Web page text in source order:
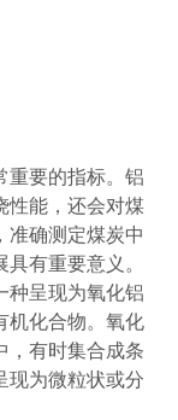
重要的指标。铝
性能，还会对煤
准确测定煤炭中
有重要意义。
种呈现为氧化铝
机化合物。氧化
，有时集合成条
现为微粒状或分